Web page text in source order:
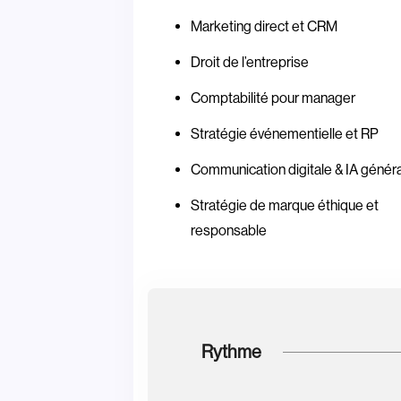
Marketing direct et CRM
Droit de l’entreprise
Comptabilité pour manager
Stratégie événementielle et RP
Communication digitale & IA
Stratégie de marque éthique et
responsable
Rythme